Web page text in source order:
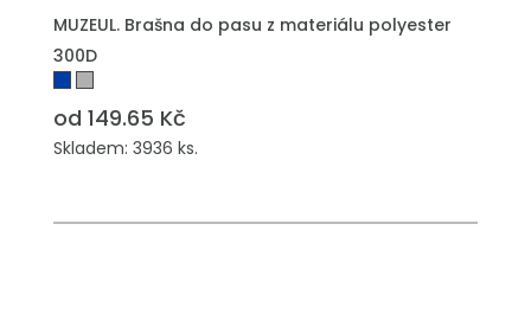
MUZEUL. Brašna do pasu z materiálu polyester
300D
od 149.65 Kč
Skladem: 3936 ks.